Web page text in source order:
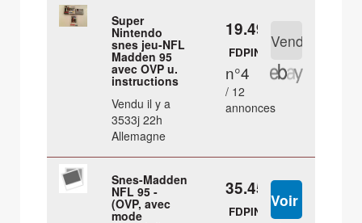
Super
Nintendo
snes jeu-NFL
Madden 95
avec OVP u.
instructions
Vendu il y a
3533j 22h
Allemagne
19.49 €
FDPIN
n°4
/ 12
annonces
Snes-Madden
NFL 95 -
(OVP, avec
mode
35.45 €
FDPIN